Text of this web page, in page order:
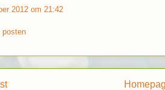
2012 om 21:42
posten